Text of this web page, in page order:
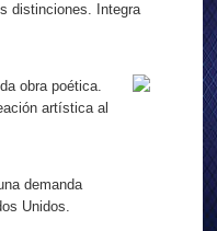
distinciones. Integra
obra poética.
artística al
demanda
Unidos.